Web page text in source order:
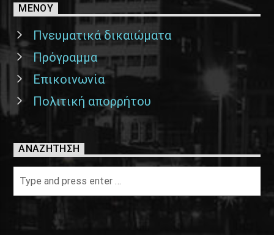
ΜΕΝΟΥ
Πνευματικά δικαιώματα
Πρόγραμμα
Επικοινωνία
Πολιτική απορρήτου
ΑΝΑΖΉΤΗΣΗ